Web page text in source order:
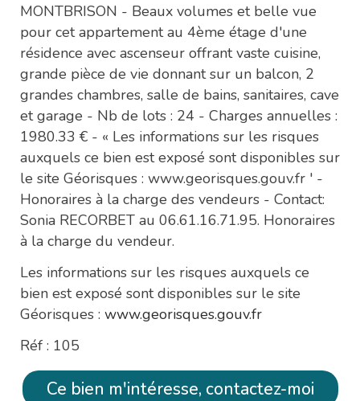
MONTBRISON - Beaux volumes et belle vue
pour cet appartement au 4ème étage d'une
résidence avec ascenseur offrant vaste cuisine,
grande pièce de vie donnant sur un balcon, 2
grandes chambres, salle de bains, sanitaires, cave
et garage - Nb de lots : 24 - Charges annuelles :
1980.33 € - « Les informations sur les risques
auxquels ce bien est exposé sont disponibles sur
le site Géorisques : www.georisques.gouv.fr ' -
Honoraires à la charge des vendeurs - Contact:
Sonia RECORBET au 06.61.16.71.95. Honoraires
à la charge du vendeur.
Les informations sur les risques auxquels ce
bien est exposé sont disponibles sur le site
Géorisques : www.georisques.gouv.fr
Réf : 105
Ce bien m'intéresse, contactez-moi